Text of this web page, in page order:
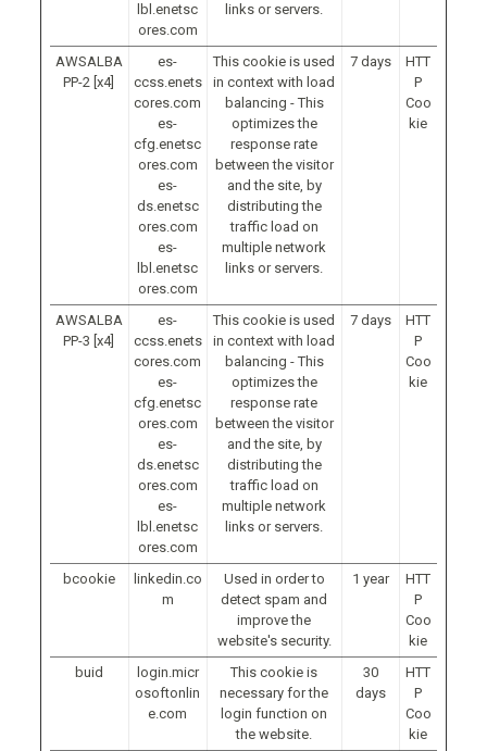
lbl.enetsc
ores.com
links or servers.
AWSALBA
PP-2 [x4]
es-
ccss.enets
cores.com
es-
cfg.enetsc
ores.com
es-
ds.enetsc
ores.com
es-
lbl.enetsc
ores.com
This cookie is used
in context with load
balancing - This
optimizes the
response rate
between the visitor
and the site, by
distributing the
traffic load on
multiple network
links or servers.
7 days
HTT
P
Coo
kie
AWSALBA
PP-3 [x4]
es-
ccss.enets
cores.com
es-
cfg.enetsc
ores.com
es-
ds.enetsc
ores.com
es-
lbl.enetsc
ores.com
This cookie is used
in context with load
balancing - This
optimizes the
response rate
between the visitor
and the site, by
distributing the
traffic load on
multiple network
links or servers.
7 days
HTT
P
Coo
kie
bcookie
linkedin.co
m
Used in order to
detect spam and
improve the
website's security.
1 year
HTT
P
Coo
kie
buid
login.micr
osoftonlin
e.com
This cookie is
necessary for the
login function on
the website.
30
days
HTT
P
Coo
kie